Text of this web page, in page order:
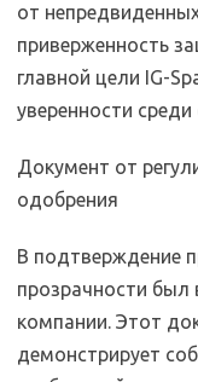
от
приверженность
главной цели IG-
уверенности
Документ от
одобрения
В подтверждение
прозрачности
компании. Этот
демонстрирует